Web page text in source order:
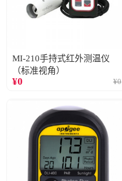
MI-210手持式红外测温仪
（标准视角）
¥0 ¥0